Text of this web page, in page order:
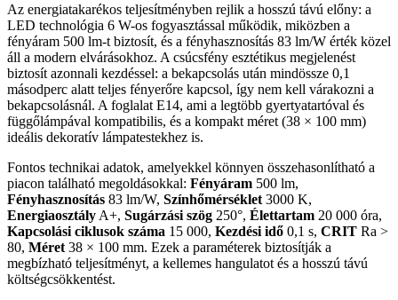
Az energiatakarékos teljesítményben rejlik a hosszú távú előny: a
LED technológia 6 W-os fogyasztással működik, miközben a
fényáram 500 lm-t biztosít, és a fényhasznosítás 83 lm/W érték közel
áll a modern elvárásokhoz. A csúcsfény esztétikus megjelenést
biztosít azonnali kezdéssel: a bekapcsolás után mindössze 0,1
másodperc alatt teljes fényerőre kapcsol, így nem kell várakozni a
bekapcsolásnál. A foglalat E14, ami a legtöbb gyertyatartóval és
függőlámpával kompatibilis, és a kompakt méret (38 × 100 mm)
ideális dekoratív lámpatestekhez is.
Fontos technikai adatok, amelyekkel könnyen összehasonlítható a
piacon található megoldásokkal: Fényáram 500 lm,
Fényhasznosítás 83 lm/W, Színhőmérséklet 3000 K,
Energiaosztály A+, Sugárzási szög 250°, Élettartam 20 000 óra,
Kapcsolási ciklusok száma 15 000, Kezdési idő 0,1 s, CRIT Ra >
80, Méret 38 × 100 mm. Ezek a paraméterek biztosítják a
megbízható teljesítményt, a kellemes hangulatot és a hosszú távú
költségcsökkentést.